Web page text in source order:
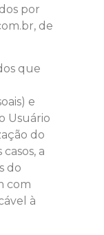
por
de
que
e
Usuário
do
a
do
com
à